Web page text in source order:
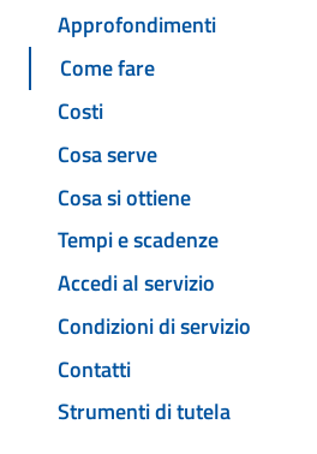
Approfondimenti
Come fare
Costi
Cosa serve
Cosa si ottiene
Tempi e scadenze
Accedi al servizio
Condizioni di servizio
Contatti
Strumenti di tutela